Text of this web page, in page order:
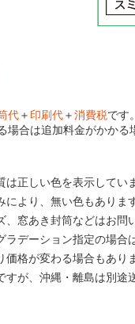
代 ＋ 印刷代 ＋ 消費税です
場合は追加料金がかかる
は正しい色を表示してい
により、無い色もありま
、窓あき封筒などはお問
ラデーション指定の場合
価格が変わる場合もあり
すが、沖縄・離島は別途